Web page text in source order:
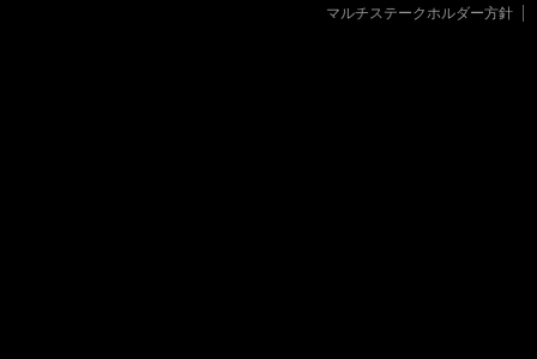
マルチステークホルダー方針